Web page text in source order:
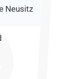
Neusitz